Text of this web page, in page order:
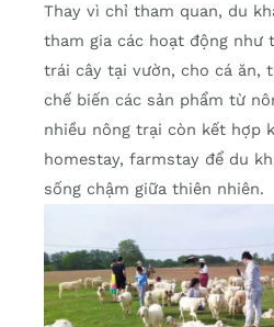
Thay vì chỉ tham quan, du
tham gia các hoạt động như
trái cây tại vườn, cho cá ăn,
chế biến các sản phẩm từ
nhiều nông trại còn kết hợp
homestay, farmstay để du
sống chậm giữa thiên nhiên.